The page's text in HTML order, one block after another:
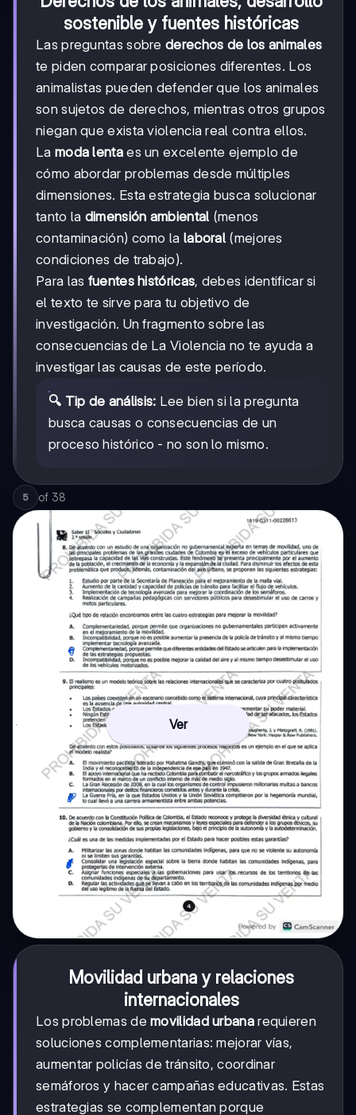
sostenible y fuentes históricas
Las preguntas sobre derechos de los animales
te piden comparar posiciones diferentes. Los
animalistas pueden defender que los animales
son sujetos de derechos, mientras otros grupos
niegan que exista violencia real contra ellos.
La moda lentaes un excelente ejemplo de
cómo abordar problemas desde múltiples
dimensiones. Esta estrategia busca solucionar
tanto la dimensión ambiental (menos
contaminación) como la laboral (mejores
condiciones de trabajo).
Para las fuentes históricas, debes identificar si
el texto te sirve para tu objetivo de
investigación. Un fragmento sobre las
consecuencias de La Violencia no te ayuda a
investigar las causas de este período.
🔍 Tip de análisis: Lee bien si la pregunta
busca causas o consecuencias de un
proceso histórico - no son lo mismo.
5 of 38
Ver
Movilidad urbana y relaciones
internacionales
Los problemas demovilidad urbanarequieren
soluciones complementarias: mejorar vías,
aumentar policías de tránsito, coordinar
semáforos y hacer campañas educativas. Estas
estrategias se complementan porque